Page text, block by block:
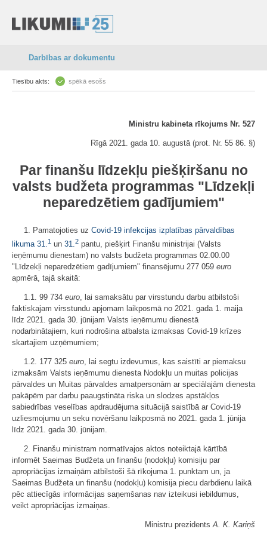
Darbības ar dokumentu
Tiesību akts: spēkā esošs
Ministru kabineta rīkojums Nr. 527
Rīgā 2021. gada 10. augustā (prot. Nr. 55 86. §)
Par finanšu līdzekļu piešķiršanu no
valsts budžeta programmas "Līdzekļi
neparedzētiem gadījumiem"
1. Pamatojoties uz Covid-19 infekcijas izplatības pārvaldības
likuma 31.1 un 31.2 pantu, piešķirt Finanšu ministrijai (Valsts
ieņēmumu dienestam) no valsts budžeta programmas 02.00.00
"Līdzekļi neparedzētiem gadījumiem" finansējumu 277 059 euro
apmērā, tajā skaitā:
1.1. 99 734 euro, lai samaksātu par virsstundu darbu atbilstoši
faktiskajam virsstundu apjomam laikposmā no 2021. gada 1. maija
līdz 2021. gada 30. jūnijam Valsts ieņēmumu dienestā
nodarbinātajiem, kuri nodrošina atbalsta izmaksas Covid-19 krīzes
skartajiem uzņēmumiem;
1.2. 177 325 euro, lai segtu izdevumus, kas saistīti ar piemaksu
izmaksām Valsts ieņēmumu dienesta Nodokļu un muitas policijas
pārvaldes un Muitas pārvaldes amatpersonām ar speciālajām dienesta
pakāpēm par darbu paaugstināta riska un slodzes apstākļos
sabiedrības veselības apdraudējuma situācijā saistībā ar Covid-19
uzliesmojumu un seku novēršanu laikposmā no 2021. gada 1. jūnija
līdz 2021. gada 30. jūnijam.
2. Finanšu ministram normatīvajos aktos noteiktajā kārtībā
informēt Saeimas Budžeta un finanšu (nodokļu) komisiju par
apropriācijas izmaiņām atbilstoši šā rīkojuma 1. punktam un, ja
Saeimas Budžeta un finanšu (nodokļu) komisija piecu darbdienu laikā
pēc attiecīgās informācijas saņemšanas nav izteikusi iebildumus,
veikt apropriācijas izmaiņas.
Ministru prezidentsA. K. Kariņš